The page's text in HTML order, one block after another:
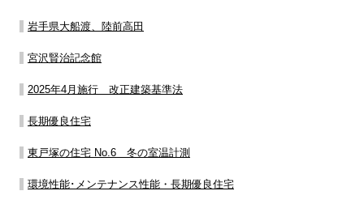
岩手県大船渡、陸前高田
宮沢賢治記念館
2025年4月施行 改正建築基準法
長期優良住宅
東戸塚の住宅 No.6 冬の室温計測
環境性能･メンテナンス性能・長期優良住宅